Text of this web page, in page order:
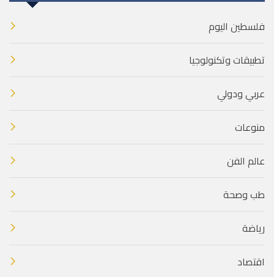
فلسطين اليوم
تطبيقات وتكنولوجيا
عربي ودولي
منوعات
عالم الفن
طب وصحة
رياضة
اقتصاد